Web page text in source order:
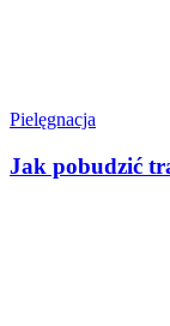
Pielęgnacja
Jak pobudzić